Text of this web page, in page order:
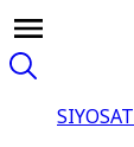
SIYOSAT